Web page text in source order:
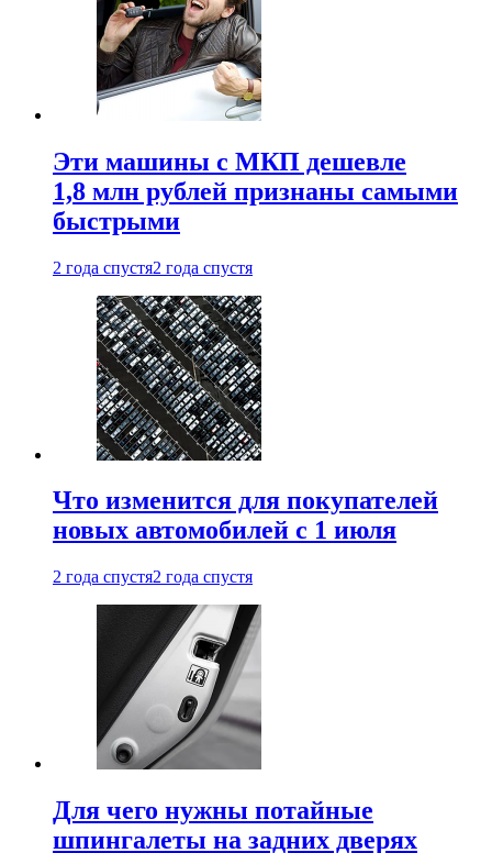
Эти машины с МКП дешевле
1,8 млн рублей признаны самыми
быстрыми
2 года спустя2 года спустя
Что изменится для покупателей
новых автомобилей с 1 июля
2 года спустя2 года спустя
Для чего нужны потайные
шпингалеты на задних дверях